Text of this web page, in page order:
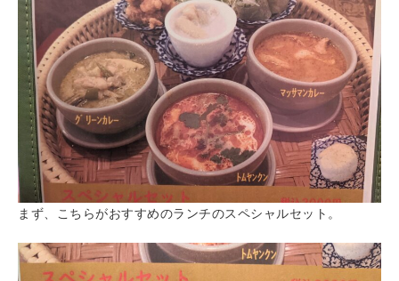
まず、こちらがおすすめのランチのスペシャルセット。